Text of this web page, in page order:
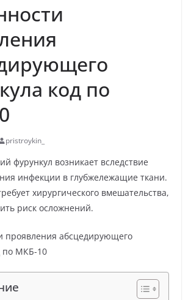
код по
pristroykin_
фурункул возникает вследствие
инфекции в глубжележащие ткани.
хирургического вмешательства,
риск осложнений.